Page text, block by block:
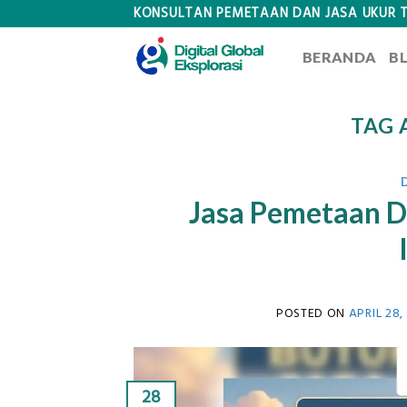
KONSULTAN PEMETAAN DAN JASA UKUR
BERANDA
TAG
Jasa Pemetaan
POSTED ON APRIL
28